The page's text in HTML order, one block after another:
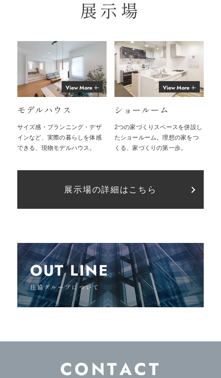
展示場
View More
モデルハウス
サイズ感・プランニング・デザ
インなど、実際の暮らしを体感
できる、現物モデルハウス。
View More
ショールーム
2つの家づくりスペースを併設し
たショールーム。理想の家をつ
くる、家づくりの第一歩。
展示場の詳細はこちら
OUT LINE
住協グループについて
CONTACT